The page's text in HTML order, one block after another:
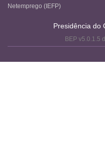
Netemprego (IEFP)
Presidência do
BEP v5.0.1.5